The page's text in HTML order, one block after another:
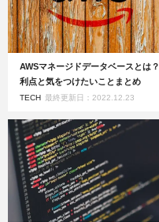
AWSマネージドデータベースとは？
利点と気をつけたいことまとめ
TECH 最終更新日：2022.12.23